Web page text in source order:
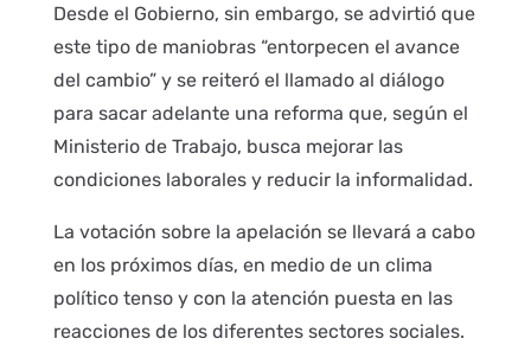
Desde el Gobierno, sin embargo, se advirtió que
este tipo de maniobras “entorpecen el avance
del cambio” y se reiteró el llamado al diálogo
para sacar adelante una reforma que, según el
Ministerio de Trabajo, busca mejorar las
condiciones laborales y reducir la informalidad.
La votación sobre la apelación se llevará a cabo
en los próximos días, en medio de un clima
político tenso y con la atención puesta en las
reacciones de los diferentes sectores sociales.